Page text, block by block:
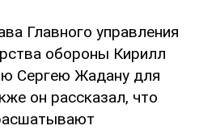
Главного управления
обороны Кирилл
Сергею Жадану для
он рассказал, что